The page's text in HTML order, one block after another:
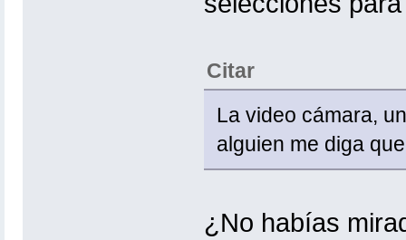
Citar
La video cámara,
alguien me diga
¿No habías